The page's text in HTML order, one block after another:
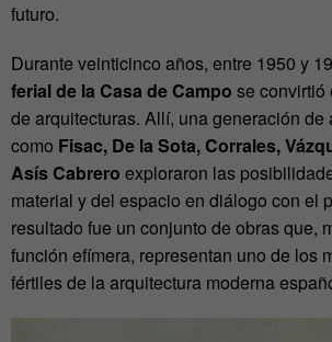
futuro.
Durante veinticinco años, entre 1950 y
ferial de la Casa de Campo se convirtió
de arquitecturas. Allí, una generación
como Fisac, De la Sota, Corrales,
Asís Cabrero exploraron las
material y del espacio en diálogo con el
resultado fue un conjunto de obras que,
función efímera, representan uno de los
fértiles de la arquitectura moderna